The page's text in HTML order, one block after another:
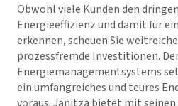
Obwohl viele Kunden den
Energieeffizienz und damit für
erkennen, scheuen Sie
prozessfremde Investitionen.
Energiemanagementsystems
ein umfangreiches und teures